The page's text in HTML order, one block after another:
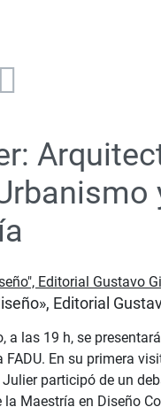
Editorial
a las 19 h, se presentará
En su primera
participó de un
Maestría en Diseño